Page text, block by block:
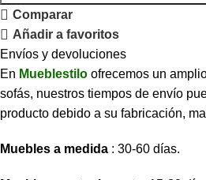
Comparar
Añadir a favoritos
Envíos y devoluciones
En Mueblestilo ofrecemos un
sofás, nuestros tiempos de envío
producto debido a su fabricación,
Muebles a medida : 30-60 días.